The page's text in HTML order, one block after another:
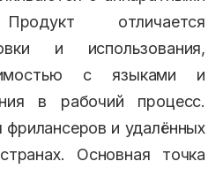
отличается
и использования,
с языками и
в рабочий процесс.
и удалённых
Основная точка